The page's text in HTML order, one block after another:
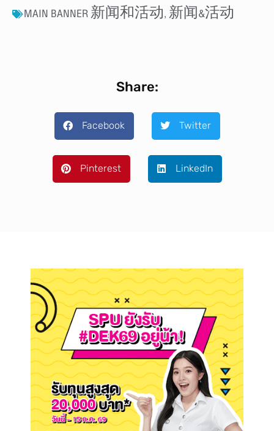
MAIN BANNER 新闻和活动,新闻&活动
Share:
Facebook Twitter
Pinterest LinkedIn